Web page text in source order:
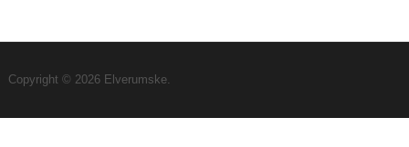
Copyright © 2026 Elverumske.